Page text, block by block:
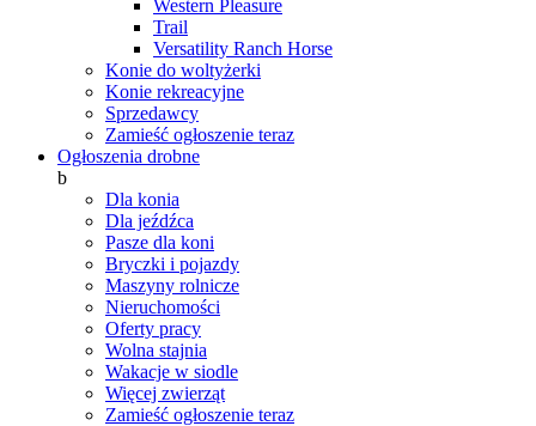
Western Pleasure
Trail
Versatility Ranch Horse
Konie do woltyżerki
Konie rekreacyjne
Sprzedawcy
Zamieść ogłoszenie teraz
Ogłoszenia drobne
b
Dla konia
Dla jeźdźca
Pasze dla koni
Bryczki i pojazdy
Maszyny rolnicze
Nieruchomości
Oferty pracy
Wolna stajnia
Wakacje w siodle
Więcej zwierząt
Zamieść ogłoszenie teraz